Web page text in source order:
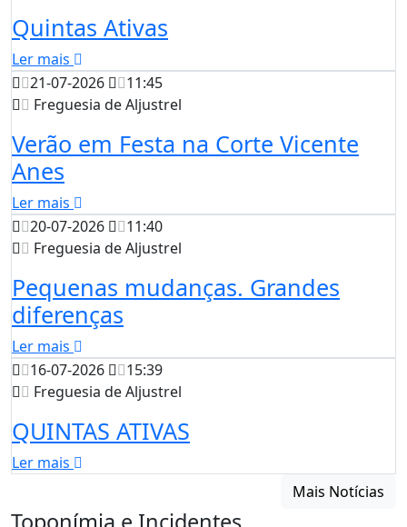
Quintas Ativas
Ler mais
21-07-2026
11:45
Freguesia de Aljustrel
Verão em Festa na Corte Vicente
Anes
Ler mais
20-07-2026
11:40
Freguesia de Aljustrel
Pequenas mudanças. Grandes
diferenças
Ler mais
16-07-2026
15:39
Freguesia de Aljustrel
QUINTAS ATIVAS
Ler mais
Mais Notícias